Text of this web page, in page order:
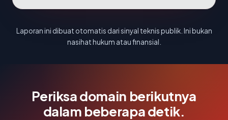
Laporan ini dibuat otomatis dari sinyal teknis publik. Ini bukan
nasihat hukum atau finansial.
Periksa domain berikutnya
dalam beberapa detik.